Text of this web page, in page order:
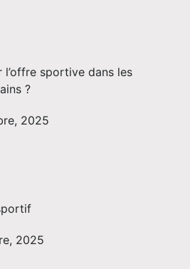
sportive dans les
?
2025
2025